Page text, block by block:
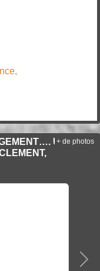
UN
+ de photos